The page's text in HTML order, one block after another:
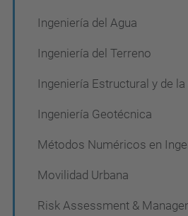
Ingeniería del Agua
Ingeniería del Terreno
Ingeniería Estructural y de
Ingeniería Geotécnica
Métodos Numéricos en
Movilidad Urbana
Risk Assessment &